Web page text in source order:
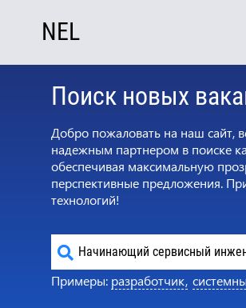
NEL
Поиск новых
Добро пожаловать на наш сайт,
надежным партнером в поиске
обеспечивая максимальную
перспективные предложения.
технологий!
Примеры: разработчик,